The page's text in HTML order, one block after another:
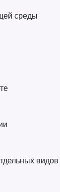
среды
видов